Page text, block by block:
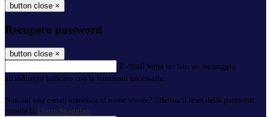
button close ×
Recupero password
button close ×
E-mail Verrà inviato un messaggio
all'indirizzo indicato con le istruzioni necessarie.
Non hai una e-mail associata al nome utente? Effettua il reset della password
tramite la Login Spaggiari